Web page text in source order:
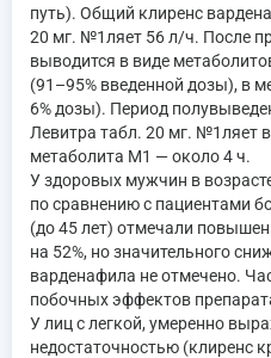
путь). Общий клиренс
20 мг. №1ляет 56 л/ч. После
выводится в виде
(91–95% введенной дозы), в
6% дозы). Период
Левитра табл. 20 мг. №1ляет
метаболита М1 — около 4 ч.
У здоровых мужчин в
по сравнению с пациентами
(до 45 лет) отмечали
на 52%, но значительного
варденафила не отмечено.
побочных эффектов
У лиц с легкой, умеренно
недостаточностью (клиренс